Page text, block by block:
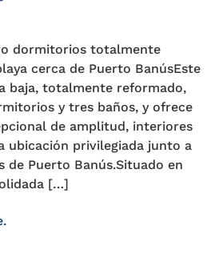
dormitorios totalmente
cerca de Puerto BanúsEste
baja, totalmente reformado,
y tres baños, y ofrece
de amplitud, interiores
ubicación privilegiada junto a
de Puerto Banús.Situado en
[…]